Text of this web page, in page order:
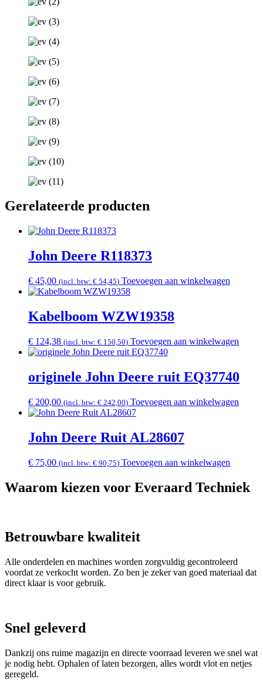
Gerelateerde producten
John Deere R118373
€ 45,00 (incl. btw: € 54,45) Toevoegen aan winkelwagen
Kabelboom WZW19358
€ 124,38 (incl. btw: € 150,50) Toevoegen aan winkelwagen
originele John Deere ruit EQ37740
€ 200,00 (incl. btw: € 242,00) Toevoegen aan winkelwagen
John Deere Ruit AL28607
€ 75,00 (incl. btw: € 90,75) Toevoegen aan winkelwagen
Waarom kiezen voor Everaard Techniek
Betrouwbare kwaliteit
Alle onderdelen en machines worden zorgvuldig gecontroleerd
voordat ze verkocht worden. Zo ben je zeker van goed materiaal dat
direct klaar is voor gebruik.
Snel geleverd
Dankzij ons ruime magazijn en directe voorraad leveren we snel wat
je nodig hebt. Ophalen of laten bezorgen, alles wordt vlot en netjes
geregeld.